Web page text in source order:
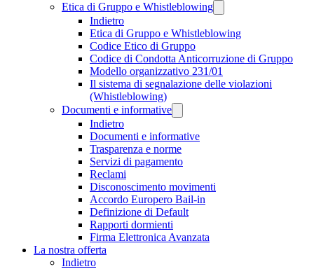
Etica di Gruppo e Whistleblowing
Indietro
Etica di Gruppo e Whistleblowing
Codice Etico di Gruppo
Codice di Condotta Anticorruzione di Gruppo
Modello organizzativo 231/01
Il sistema di segnalazione delle violazioni
(Whistleblowing)
Documenti e informative
Indietro
Documenti e informative
Trasparenza e norme
Servizi di pagamento
Reclami
Disconoscimento movimenti
Accordo Europero Bail-in
Definizione di Default
Rapporti dormienti
Firma Elettronica Avanzata
La nostra offerta
Indietro